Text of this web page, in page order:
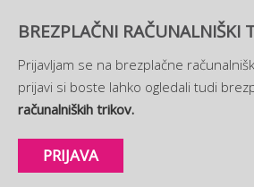
BREZPLAČNI RAČUNALNIŠKI
Prijavljam se na brezplačne
prijavi si boste lahko ogledali tudi
računalniških trikov.
PRIJAVA